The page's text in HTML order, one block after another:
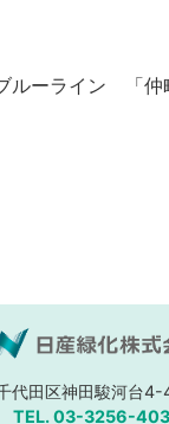
ルーライン 「仲
代田区神田駿河台4-
TEL. 03-3256-